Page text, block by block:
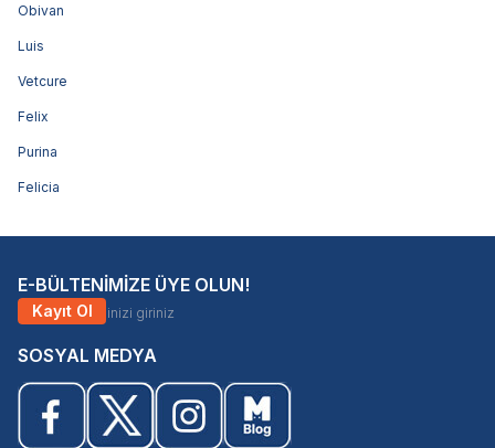
Obivan
Luis
Vetcure
Felix
Purina
Felicia
E-BÜLTENİMİZE ÜYE OLUN!
Kayıt Ol
SOSYAL MEDYA